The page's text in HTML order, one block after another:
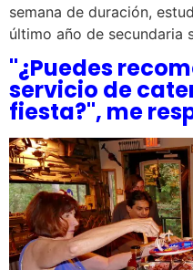
semana de duración,
último año de secundaria
"¿Puedes
servicio de
fiesta?", me